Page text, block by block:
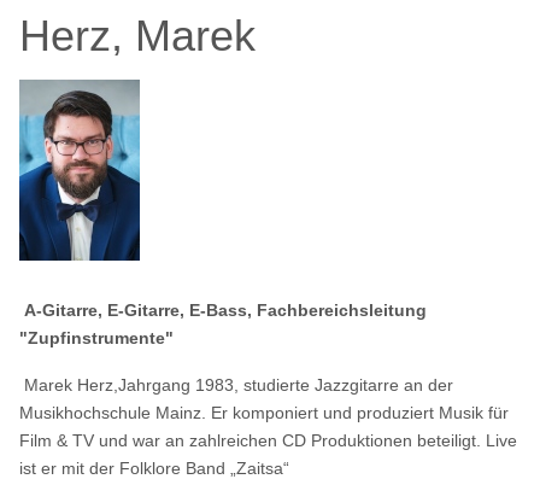
Herz, Marek
A-Gitarre, E-Gitarre, E-Bass, Fachbereichsleitung
"Zupfinstrumente"
Marek Herz,Jahrgang 1983, studierte Jazzgitarre an der
Musikhochschule Mainz. Er komponiert und produziert Musik für
Film & TV und war an zahlreichen CD Produktionen beteiligt. Live
ist er mit der Folklore Band „Zaitsa“